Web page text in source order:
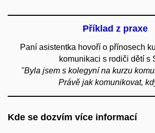
Příklad z praxe
Paní asistentka hovoří o přínosech
komunikaci s rodiči dětí s
"Byla jsem s kolegyní na kurzu
Právě jak komunikovat,
Kde se dozvím více informací